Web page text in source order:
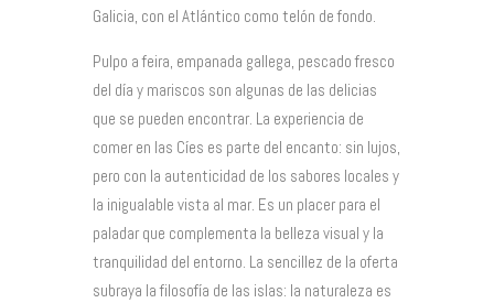
Galicia, con el Atlántico como telón de fondo.
Pulpo a feira, empanada gallega, pescado fresco
del día y mariscos son algunas de las delicias
que se pueden encontrar. La experiencia de
comer en las Cíes es parte del encanto: sin lujos,
pero con la autenticidad de los sabores locales y
la inigualable vista al mar. Es un placer para el
paladar que complementa la belleza visual y la
tranquilidad del entorno. La sencillez de la oferta
subraya la filosofía de las islas: la naturaleza es